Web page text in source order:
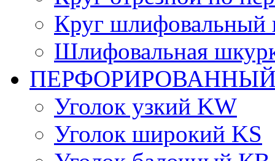
Круг шлифовальный
Шлифовальная
Уголок узкий KW
Уголок широкий KS